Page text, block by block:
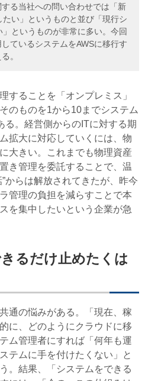
る当社への問い合わせでは「新
たい」というものと並び「現行シ
というものが非常に多い。今回
ているシステムをAWSに移行す
。
ることを「オンプレミス」
のものを1から10までシステム
る。経営側からのITに対する期
拡大に対応していくには、物
大きい。これまでも物理資産
き管理を委託することで、温
からは解放されてきたが、昨今
管理の負担を減らすことで本
を集中したいという企業が急
るだけ止めたくは
通の悩みがある。「現在、稼
に、どのようにクラウドに移
ム管理者にすれば「何年も運
テムに手を付けたくない」と
。結果、「システムをできる